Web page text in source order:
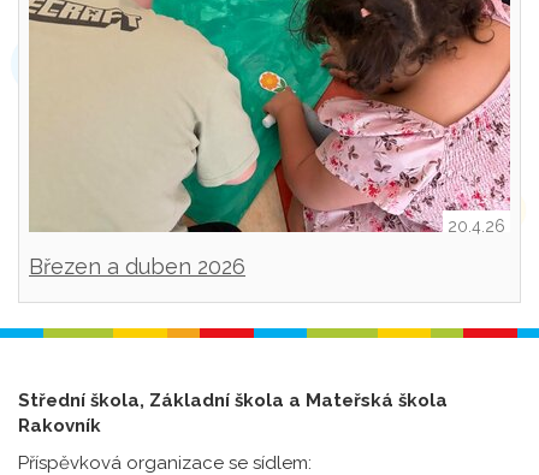
20.4.26
Březen a duben 2026
Střední škola, Základní škola a Mateřská škola
Rakovník
Příspěvková organizace se sídlem: